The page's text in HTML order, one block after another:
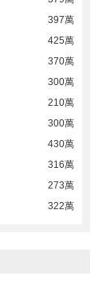
397萬
425萬
370萬
300萬
210萬
300萬
430萬
316萬
273萬
322萬